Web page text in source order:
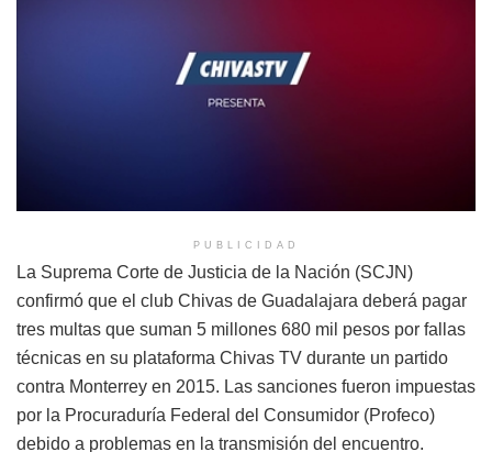
PUBLICIDAD
La Suprema Corte de Justicia de la Nación (SCJN)
confirmó que el club Chivas de Guadalajara deberá pagar
tres multas que suman 5 millones 680 mil pesos por fallas
técnicas en su plataforma Chivas TV durante un partido
contra Monterrey en 2015. Las sanciones fueron impuestas
por la Procuraduría Federal del Consumidor (Profeco)
debido a problemas en la transmisión del encuentro.